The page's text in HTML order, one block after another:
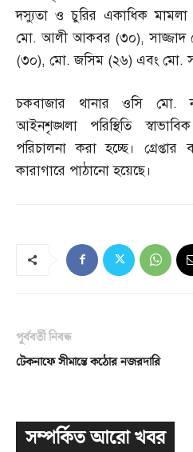
দস্যুতা ও চুরির একাধিক মামলা
মো.আলী আকবর (৩০),
(৩০), মো.জসিম (২৬) এবং মো.
চকবাজার থানার ওসি মো.
আইনশৃঙ্খলা পরিস্থিতি
পরিচালনা করা হচ্ছে। গ্রেপ্তার
কারাগারে পাঠানো হয়েছে।
পূর্ববর্তী নিবন্ধ
টেকনাফে সীমান্তে কঠোর নজরদারি
সম্পর্কিত আরো খবর